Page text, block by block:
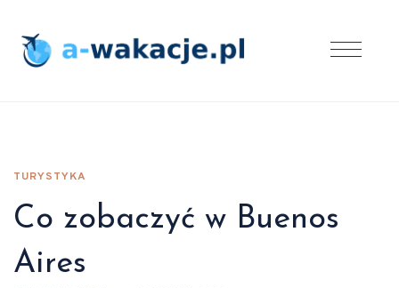
TURYSTYKA
Co zobaczyć w Buenos
Aires